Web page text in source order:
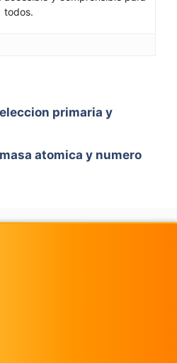
todos.
primaria y
atomica y numero